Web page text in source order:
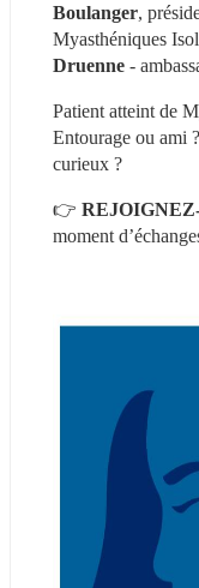
Boulanger,
Myasthéniques
Druenne -
Patient atteint de
Entourage ou ami
curieux ?
👉
moment